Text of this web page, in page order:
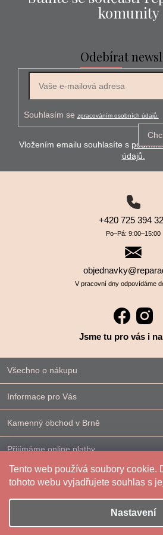
Tento web používá soubory cookie.
tohoto webu vyjadřujete souhlas s
Nastavení
komunity
Odebírat
Souhlasím se zpracováním osobních údajů.
Vložením emailu souhlasíte s
údajů.
+420 725 394
Po–⁠⁠⁠⁠⁠⁠Pá: 9:00–⁠⁠⁠⁠⁠⁠15:00
V pracovní dny odpovídáme
Jsme tu pro vás i
Všechno o nákupu
Informace pro Vás
Kamenný obchod v Brně
Přijímáme online platby
Kontakt
Vytvořil Shoptet|Upravilo